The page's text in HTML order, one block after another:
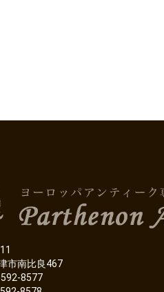
市南比良467
8577